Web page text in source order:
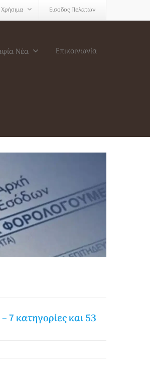
Χρήσιμα Εισοδος Πελατών
Νέα Επικοινωνία
κατηγορίες και 53